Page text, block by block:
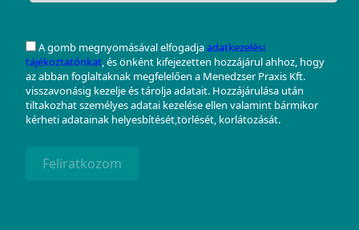
A gomb megnyomásával elfogadjaadatkezelési
tájékoztatónkat, és önként kifejezetten hozzájárul ahhoz, hogy
az abban foglaltaknak megfelelően a Menedzser Praxis Kft.
visszavonásig kezelje és tárolja adatait. Hozzájárulása után
tiltakozhat személyes adatai kezelése ellen valamint bármikor
kérheti adatainak helyesbítését,törlését, korlátozását.
Feliratkozom